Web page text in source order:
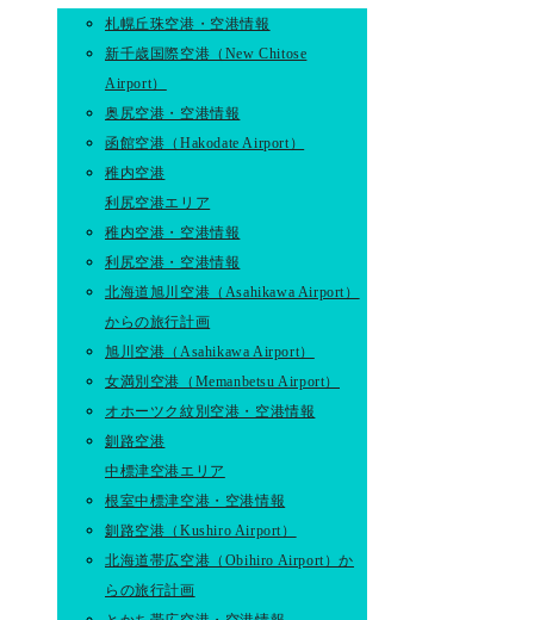
札幌丘珠空港・空港情報
新千歳国際空港（New Chitose
Airport）
奥尻空港・空港情報
函館空港（Hakodate Airport）
稚内空港
利尻空港エリア
稚内空港・空港情報
利尻空港・空港情報
北海道旭川空港（Asahikawa Airport）
からの旅行計画
旭川空港（Asahikawa Airport）
女満別空港（Memanbetsu Airport）
オホーツク紋別空港・空港情報
釧路空港
中標津空港エリア
根室中標津空港・空港情報
釧路空港（Kushiro Airport）
北海道帯広空港（Obihiro Airport）か
らの旅行計画